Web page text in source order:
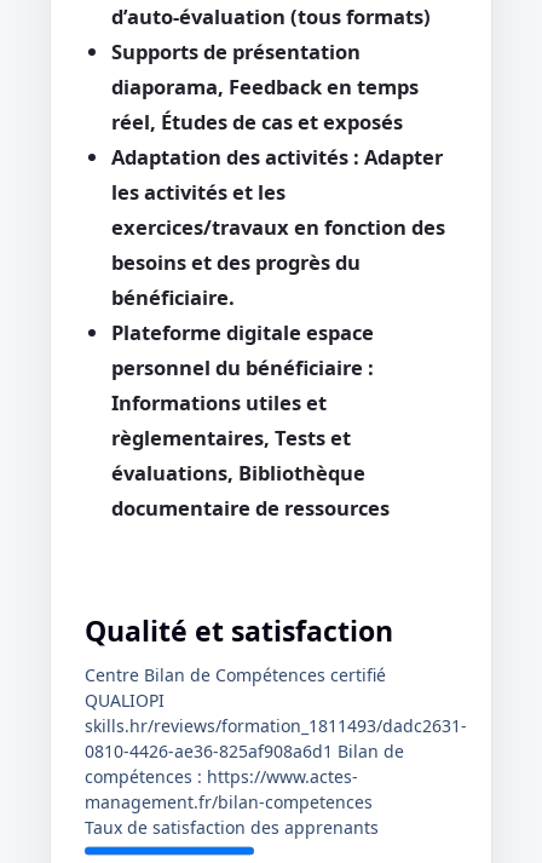
d’auto-évaluation (tous formats)
Supports de présentation
diaporama, Feedback en temps
réel, Études de cas et exposés
Adaptation des activités : Adapter
les activités et les
exercices/travaux en fonction des
besoins et des progrès du
bénéficiaire.
Plateforme digitale espace
personnel du bénéficiaire :
Informations utiles et
règlementaires, Tests et
évaluations, Bibliothèque
documentaire de ressources
Qualité et satisfaction
Centre Bilan de Compétences certifié
QUALIOPI
skills.hr/reviews/formation_1811493/dadc2631-
0810-4426-ae36-825af908a6d1 Bilan de
compétences : https://www.actes-
management.fr/bilan-competences
Taux de satisfaction des apprenants